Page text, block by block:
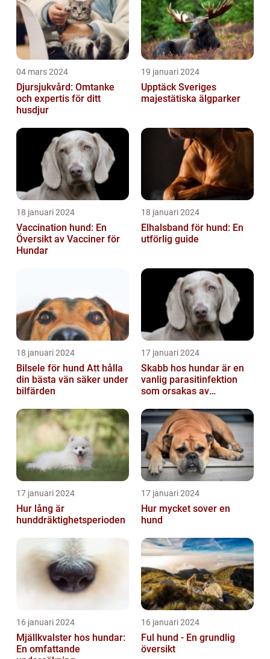
04 mars 2024
Djursjukvård: Omtanke
och expertis för ditt
husdjur
19 januari 2024
Upptäck Sveriges
majestätiska älgparker
18 januari 2024
Vaccination hund: En
Översikt av Vacciner för
Hundar
18 januari 2024
Elhalsband för hund: En
utförlig guide
18 januari 2024
Bilsele för hund Att hålla
din bästa vän säker under
bilfärden
17 januari 2024
Skabb hos hundar är en
vanlig parasitinfektion
som orsakas av
scabiei
17 januari 2024
Hur lång är
hunddräktighetsperioden
17 januari 2024
Hur mycket sover en
hund
16 januari 2024
Mjällkvalster hos hundar:
En omfattande
16 januari 2024
Ful hund - En grundlig
översikt